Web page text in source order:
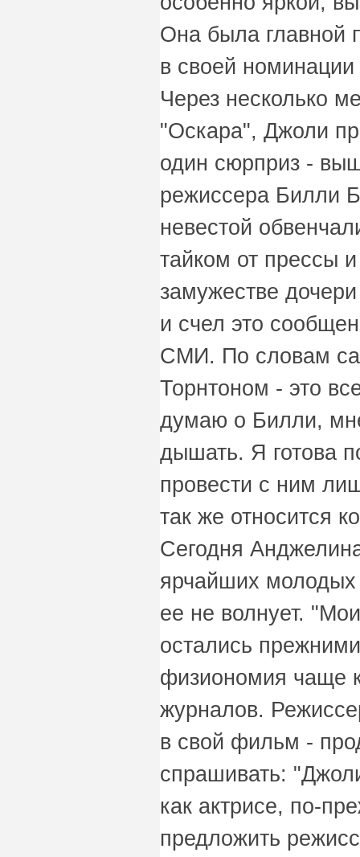
Она была главной
в своей
Через несколько
"Оскара", Джоли
один сюрприз -
режиссера Билли
невестой
тайком от прессы
замужестве
и счел это
СМИ. По словам
Торнтоном - это
думаю о Билли,
дышать. Я готова
провести с ним
так же относится
Сегодня
ярчайших молодых
ее не волнует.
остались
физиономия чаще
журналов.
в свой фильм -
спрашивать:
как актрисе, по-
предложить